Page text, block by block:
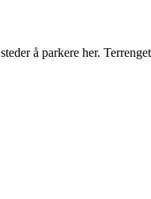
å parkere her.